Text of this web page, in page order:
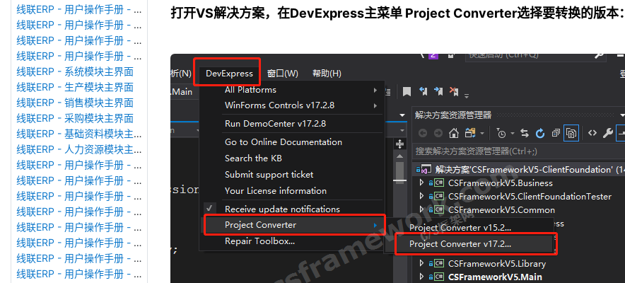
线联ERP - 用户操作手册 - 暂估入库明细表
线联ERP - 用户操作手册 - 物料收发明细表
线联ERP - 用户操作手册 - 即时库存余额表
线联ERP - 用户操作手册 - 库存账龄分析表
线联ERP - 系统模块主界面
线联ERP - 生产模块主界面
线联ERP - 销售模块主界面
线联ERP - 采购模块主界面
线联ERP - 基础资料模块主界面
线联ERP - 人力资源模块主界面
线联ERP - 用户操作手册 - 个人考勤报表（横向）
线联ERP - 用户操作手册 - 部门考勤报表
线联ERP - 用户操作手册 - 个人考勤报表
线联ERP - 用户操作手册 - 考勤计算
线联ERP - 用户操作手册 - 节假日管理
线联ERP - 用户操作手册 - 请假管理
线联ERP - 用户操作手册 - 补卡管理
线联ERP - 用户操作手册 - 考勤设备管理
打开VS解决方案，在DevExpress主菜单 Project Converter选择要转换的版本：